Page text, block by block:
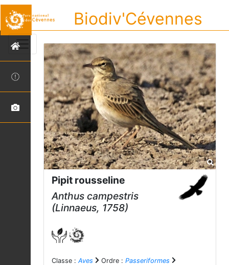
Biodiv'Cévennes
Pipit rousseline
Anthus campestris
(Linnaeus, 1758)
Classe : Aves Ordre : Passeriformes